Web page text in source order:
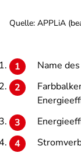
Quelle: APPLiA
Name